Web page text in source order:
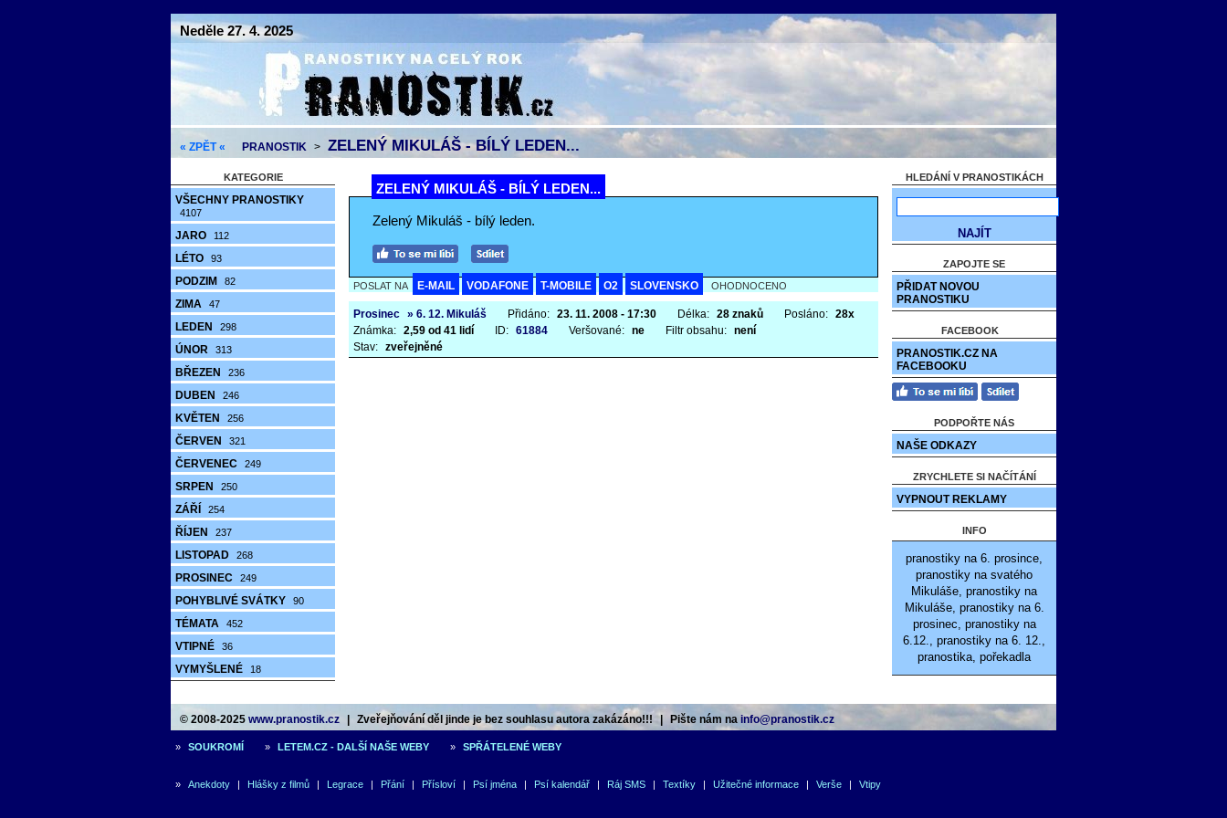
Neděle 27. 4. 2025
« ZPĚT « PRANOSTIK > ZELENÝ MIKULÁŠ - BÍLÝ LEDEN...
KATEGORIE
VŠECHNY PRANOSTIKY
4107
JARO 112
LÉTO 93
PODZIM 82
ZIMA 47
LEDEN 298
ÚNOR 313
BŘEZEN 236
DUBEN 246
KVĚTEN 256
ČERVEN 321
ČERVENEC 249
SRPEN 250
ZÁŘÍ 254
ŘÍJEN 237
LISTOPAD 268
PROSINEC 249
POHYBLIVÉ SVÁTKY 90
TÉMATA 452
VTIPNÉ 36
VYMYŠLENÉ 18
ZELENÝ MIKULÁŠ - BÍLÝ LEDEN...
Zelený Mikuláš - bílý leden.
POSLAT NA E-MAIL VODAFONE T-MOBILE O2 SLOVENSKO OHODNOCENO
Prosinec » 6. 12. Mikuláš Přidáno: 23. 11. 2008 - 17:30 Délka: 28 znaků Posláno: 28x
Známka: 2,59 od 41 lidí ID: 61884 Veršované: ne Filtr obsahu: není
Stav: zveřejněné
HLEDÁNÍ V PRANOSTIKÁCH
ZAPOJTE SE
PŘIDAT NOVOU
PRANOSTIKU
FACEBOOK
PRANOSTIK.CZ NA
FACEBOOKU
PODPOŘTE NÁS
NAŠE ODKAZY
ZRYCHLETE SI NAČÍTÁNÍ
VYPNOUT REKLAMY
INFO
pranostiky na 6. prosince,
pranostiky na svatého
Mikuláše, pranostiky na
Mikuláše, pranostiky na 6.
prosinec, pranostiky na
6.12., pranostiky na 6. 12.,
pranostika, pořekadla
© 2008-2025 www.pranostik.cz Zveřejňování děl jinde je bez souhlasu autora zakázáno!!! | Pište nám na info@pranostik.cz
» SOUKROMÍ » LETEM.CZ - DALŠÍ NAŠE WEBY » SPŘÁTELENÉ WEBY
» Anekdoty | Hlášky z filmů | Legrace | Přání | Přísloví | Psí jména | Psí kalendář | Ráj SMS | Textíky | Užitečné informace | Verše | Vtipy